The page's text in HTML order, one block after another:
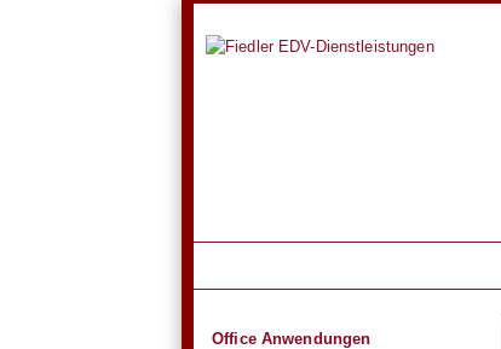
Office Anwendungen